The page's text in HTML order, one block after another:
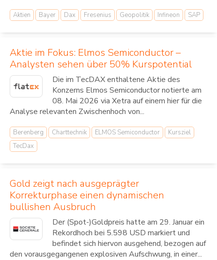
Aktien Bayer Dax Fresenius Geopolitik Infineon SAP
Aktie im Fokus: Elmos Semiconductor –
Analysten sehen über 50% Kurspotential
Die im TecDAX enthaltene Aktie des
Konzerns Elmos Semiconductor notierte am
08. Mai 2026 via Xetra auf einem hier für die
Analyse relevanten Zwischenhoch von...
Berenberg Charttechnik ELMOS Semiconductor
Kursziel
TecDax
Gold zeigt nach ausgeprägter
Korrekturphase einen dynamischen
bullishen Ausbruch
Der (Spot-)Goldpreis hatte am 29. Januar ein
Rekordhoch bei 5.598 USD markiert und
befindet sich hiervon ausgehend, bezogen auf
den vorausgegangenen explosiven Aufschwung, in einer...